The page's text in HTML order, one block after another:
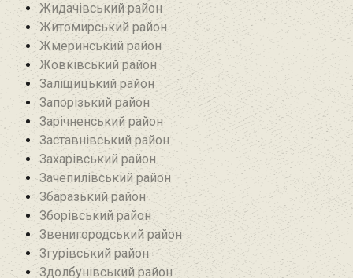
Жидачівський район
Житомирський район
Жмеринський район
Жовківський район
Заліщицький район‎
Запорізький район
Зарічненський район
Заставнівський район
Захарівський район
Зачепилівський район
Збаразький район‎
Зборівський район
Звенигородський район
Згурівський район
Здолбунівський район‎